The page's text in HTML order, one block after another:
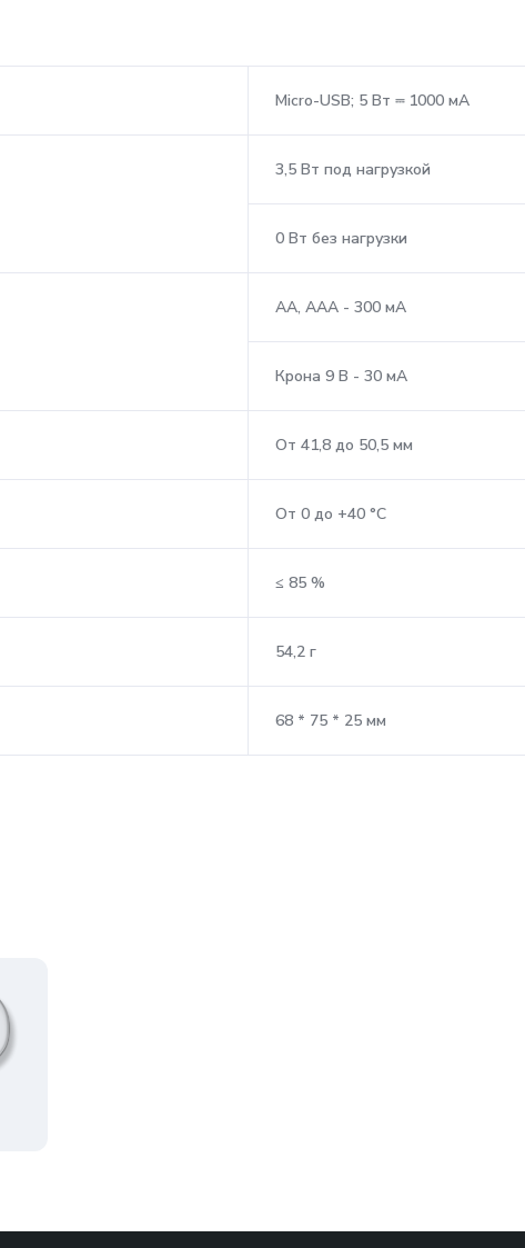
Micro-USB; 5 Вт ⎓ 1000 мА
3,5 Вт под нагрузкой
0 Вт без нагрузки
АА, ААА - 300 мА
Крона 9 В - 30 мА
От 41,8 до 50,5 мм
От 0 до +40 °С
≤ 85 %
54,2 г
68 * 75 * 25 мм